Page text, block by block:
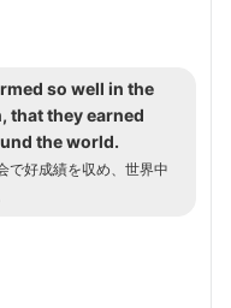
so well in the
that they earned
the world.
で好成績を収め、世界中